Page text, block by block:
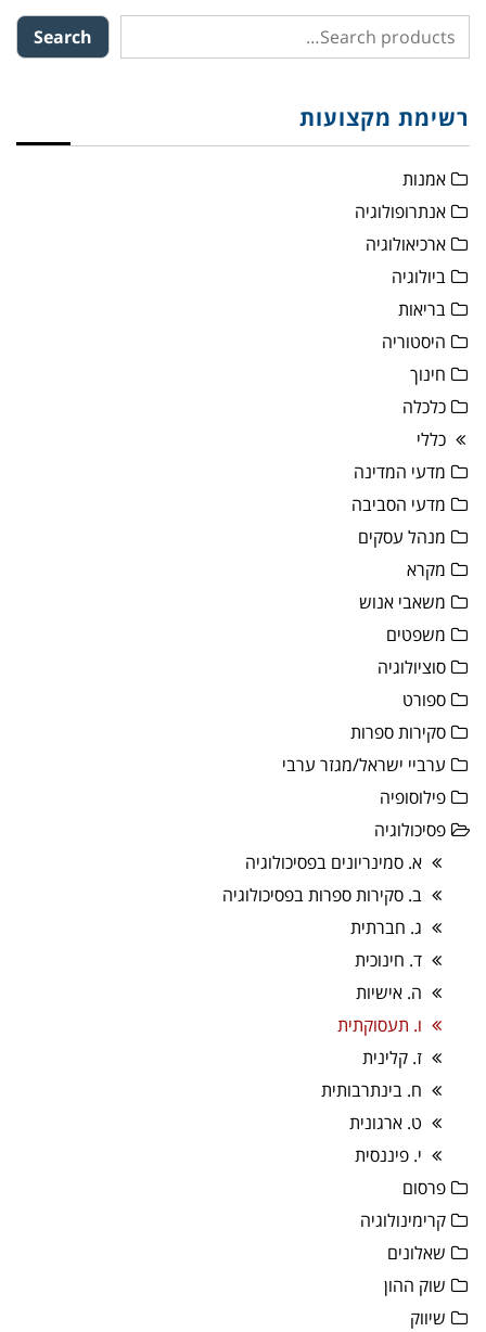
Search
רשימת מקצועות
אמנות
אנתרופולוגיה
ארכיאולוגיה
ביולוגיה
בריאות
היסטוריה
חינוך
כלכלה
כללי
מדעי המדינה
מדעי הסביבה
מנהל עסקים
מקרא
משאבי אנוש
משפטים
סוציולוגיה
ספורט
סקירות ספרות
ערביי ישראל/מגזר ערבי
פילוסופיה
פסיכולוגיה
א. סמינריונים בפסיכולוגיה
ב. סקירות ספרות בפסיכולוגיה
ג. חברתית
ד. חינוכית
ה. אישיות
ו. תעסוקתית
ז. קלינית
ח. בינתרבותית
ט. ארגונית
י. פיננסית
פרסום
קרימינולוגיה
שאלונים
שוק ההון
שיווק